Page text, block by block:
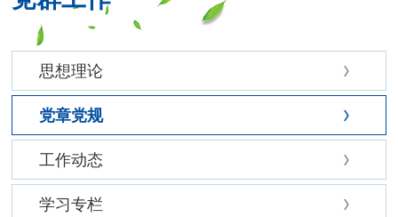
思想理论
党章党规
工作动态
学习专栏